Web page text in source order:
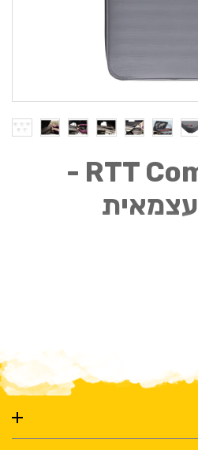
RTT Comfort 5082 -
תאים פתוחים כדי להציע 4 אינץ' של לופט ושימור חום
זמין ב-5 גדלים המתאימים לאוהלי הגג שלנו בצורה
האוהלים הנוכחיים והחדשים